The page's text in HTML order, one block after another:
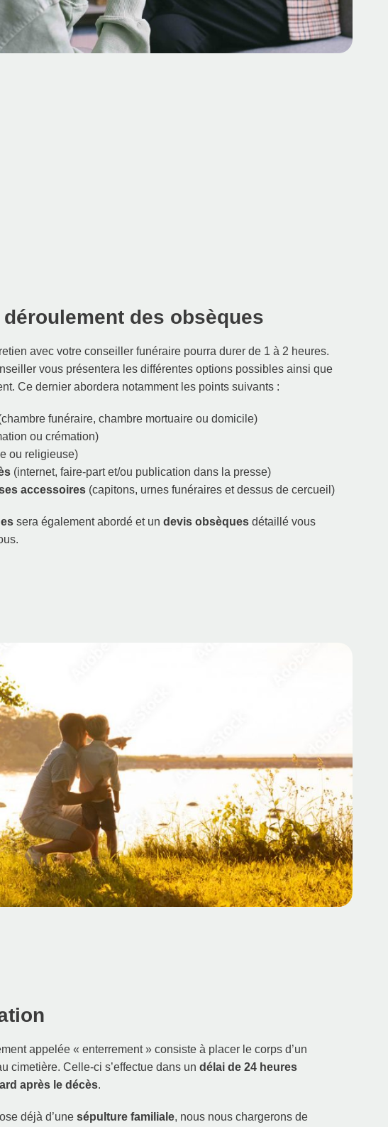
des obsèques
avec votre conseiller funéraire pourra durer de 1 à 2 heures.
vous présentera les différentes options possibles ainsi que
Ce dernier abordera notamment les points suivants :
funéraire, chambre mortuaire ou domicile)
ou crémation)
ou religieuse)
(internet, faire-part et/ou publication dans la presse)
accessoires (capitons, urnes funéraires et dessus de cercueil)
sera également abordé et undevis obsèques détaillé vous
appelée « enterrement » consiste à placer le corps d’un
cimetière. Celle-ci s’effectue dans undélai de 24 heures
après le décès.
déjà d’unesépulture familiale, nous nous chargerons de